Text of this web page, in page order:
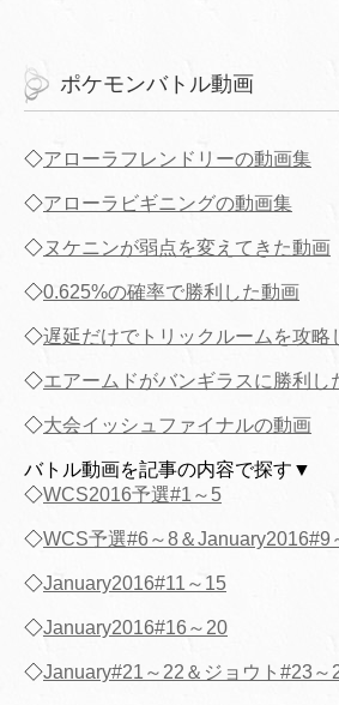
ポケモンバトル動画
◇アローラフレンドリーの動画集
◇アローラビギニングの動画集
◇ヌケニンが弱点を変えてきた動画
◇0.625%の確率で勝利した動画
◇遅延だけでトリックルームを攻略
◇エアームドがバンギラスに勝利し
◇大会イッシュファイナルの動画
バトル動画を記事の内容で探す▼
◇WCS2016予選#1～5
◇WCS予選#6～8＆January2016#9
◇January2016#11～15
◇January2016#16～20
◇January#21～22＆ジョウト#23～